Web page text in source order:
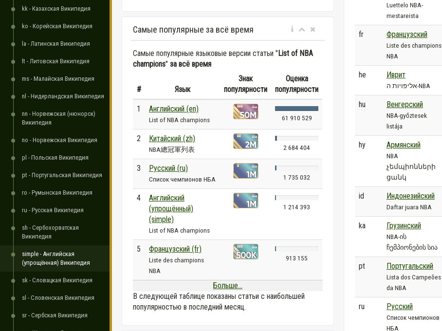
kk - Казахская Википедия
ko - Корейская Википедия
la - Латинская Википедия
lt - Литовская Википедия
ms - Малайская Википедия
nl - Нидерландская Википедия
nn - Норвежская (нюнорск)
Википедия
no - Норвежская Википедия
pl - Польская Википедия
pt - Португальская Википедия
ro - Румынская Википедия
ru - Русская Википедия
sh - Сербохорватская
Википедия
simple - Английская
(упрощённая) Википедия
sk - Словацкая Википедия
sl - Словенская Википедия
sr - Сербская Википедия
Самые популярные за всё время
Самые популярные языковые версии статьи "List of NBA
champions" за всё время
# Язык
Знак
популярности
Оценка
популярности
1 Английский (en)
List of NBA champions 61 910 529
2 Китайский (zh)
NBA總冠軍列表 2 684 404
3 Русский (ru)
Список чемпионов НБА 1 735 032
4
Английский
(упрощённый)
(simple)
List of NBA champions
1 214 393
5 Французский (fr)
Liste des champions
NBA
913 155
Больше...
В следующей таблице показаны статьи с наибольшей
популярностью в последний месяц.
Luettelo NBA-
mestareista
fr Французский
Liste des champions
NBA
he Иврит
אליפויות ה-NBA
hu Венгерский
NBA-győztesek
listája
hy Армянский
NBA
չեմպիոնների
ցանկ
id Индонезийский
Daftar juara NBA
ka Грузинский
NBA-ის
ჩემპიონების სია
pt Португальский
Lista dos Campeões
da NBA
ru Русский
Список чемпионов
НБА